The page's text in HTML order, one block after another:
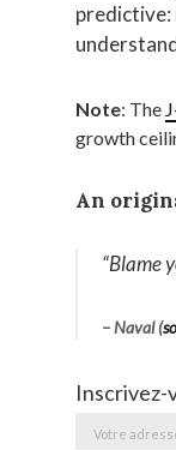
predictive:
Note: The
growth
An
“Blame
– Naval (
Inscrivez-